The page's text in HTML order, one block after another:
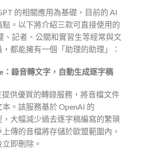
的相關應用為基礎，目前的 AI
。以下將介紹三款可直接使用的
、記者、公關和實習生等經常與文
都能擁有一個「助理的助理」：
：錄音轉文字，自動生成逐字稿
提供優質的轉錄服務，將音檔文件
。該服務基於 OpenAI 的
，大幅減少過去逐字稿編寫的繁瑣
傳的音檔將存儲於歐盟範圍內，
即刪除。